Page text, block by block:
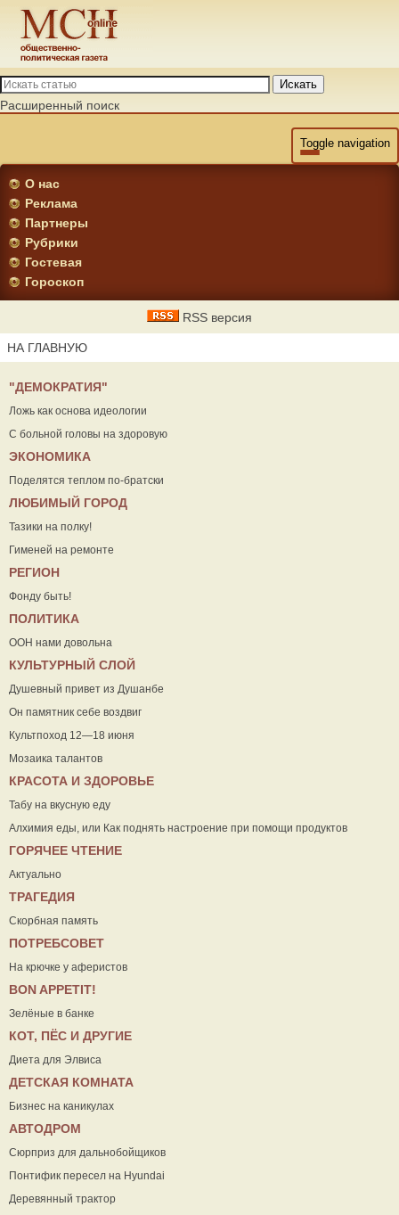
Искать
Расширенный поиск
Toggle navigation
О нас
Реклама
Партнеры
Рубрики
Гостевая
Гороскоп
RSS версия
НА ГЛАВНУЮ
"ДЕМОКРАТИЯ"
Ложь как основа идеологии
С больной головы на здоровую
ЭКОНОМИКА
Поделятся теплом по-братски
ЛЮБИМЫЙ ГОРОД
Тазики на полку!
Гименей на ремонте
РЕГИОН
Фонду быть!
ПОЛИТИКА
ООН нами довольна
КУЛЬТУРНЫЙ СЛОЙ
Душевный привет из Душанбе
Он памятник себе воздвиг
Культпоход 12—18 июня
Мозаика талантов
КРАСОТА И ЗДОРОВЬЕ
Табу на вкусную еду
Алхимия еды, или Как поднять настроение при помощи продуктов
ГОРЯЧЕЕ ЧТЕНИЕ
Актуально
ТРАГЕДИЯ
Скорбная память
ПОТРЕБСОВЕТ
На крючке у аферистов
ВON APPETIT!
Зелёные в банке
КОТ, ПЁС И ДРУГИЕ
Диета для Элвиса
ДЕТСКАЯ КОМНАТА
Бизнес на каникулах
АВТОДРОМ
Сюрприз для дальнобойщиков
Понтифик пересел на Hyundai
Деревянный трактор